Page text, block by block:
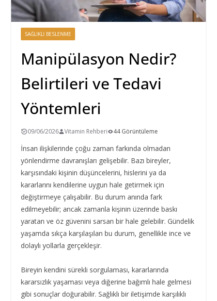
SAĞLIKLI BESLENME
Manipülasyon Nedir?
Belirtileri ve Tedavi
Yöntemleri
09/06/2026 Vitamin Rehberi 44 Görüntüleme
İnsan ilişkilerinde çoğu zaman farkında olmadan
yönlendirme davranışları gelişebilir. Bazı bireyler,
karşısındaki kişinin düşüncelerini, hislerini ya da
kararlarını kendilerine uygun hale getirmek için
değiştirmeye çalışabilir. Bu durum anında fark
edilmeyebilir; ancak zamanla kişinin üzerinde baskı
yaratan ve öz güvenini sarsan bir hale gelebilir. Gündelik
yaşamda sıkça karşılaşılan bu durum, genellikle ince ve
dolaylı yollarla gerçekleşir.
Bireyin kendini sürekli sorgulaması, kararlarında
kararsızlık yaşaması veya diğerine bağımlı hale gelmesi
gibi sonuçlar doğurabilir. Sağlıklı bir iletişimde karşılıklı